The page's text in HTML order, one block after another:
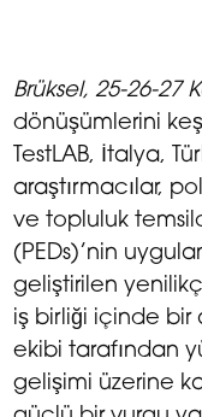
Brüksel, 25-26-27
dönüşümlerini
TestLAB, İtalya,
araştırmacılar,
ve topluluk
(PEDs)’nin
geliştirilen
iş birliği içinde bir
ekibi tarafından
gelişimi üzerine